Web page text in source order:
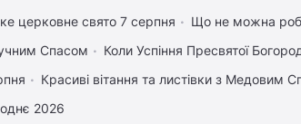
церковне свято 7 серпня
Що не можна
Спасом
Коли Успіння Пресвятої
Красиві вітання та листівки з Медовим
2026